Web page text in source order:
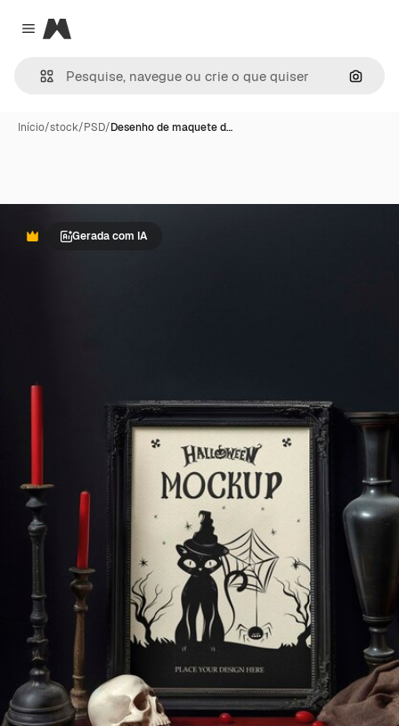
Close menu
Magnific
Início/stock/PSD/Desenho de maquete d…
PremiumGerada com IA